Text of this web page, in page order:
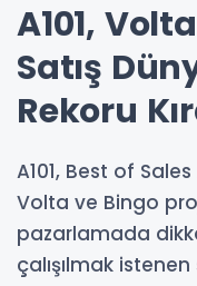
A101,
Satış
Rekoru
A101, Best of
Volta ve Bingo
pazarlamada
çalışılmak